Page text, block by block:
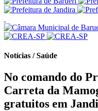
Notícias / Saúde
No comando do
Carreta da
gratuitos em